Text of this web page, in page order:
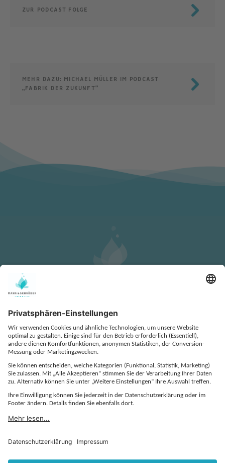
ZUR PODCAST FOLGE
MEHR DAZU: MICHAEL MÜLLER IM PODCAST
„FABRIK DER ZUKUNFT“
KONTAKT
DATENSCHUTZ
IMPRESSUM
COOKIE-EINSTELLUNGEN
AGB
VERHALTENSKODEX